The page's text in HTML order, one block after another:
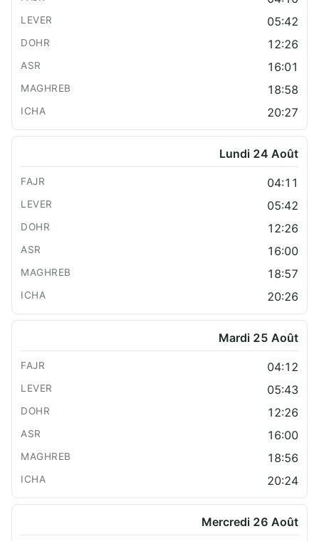
05:42
12:26
16:01
18:58
20:27
Lundi 24 Août
04:11
05:42
12:26
16:00
18:57
20:26
Mardi 25 Août
04:12
05:43
12:26
16:00
18:56
20:24
Mercredi 26 Août